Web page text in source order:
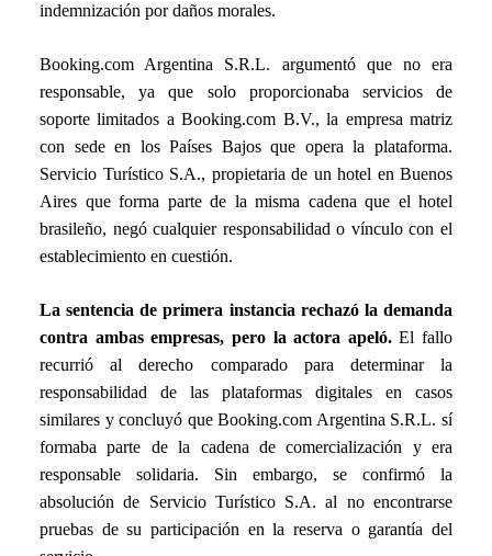
indemnización por daños morales.
Booking.com Argentina S.R.L. argumentó que no era
responsable, ya que solo proporcionaba servicios de
soporte limitados a Booking.com B.V., la empresa matriz
con sede en los Países Bajos que opera la plataforma.
Servicio Turístico S.A., propietaria de un hotel en Buenos
Aires que forma parte de la misma cadena que el hotel
brasileño, negó cualquier responsabilidad o vínculo con el
establecimiento en cuestión.
La sentencia de primera instancia rechazó la demanda
contra ambas empresas, pero la actora apeló.El fallo
recurrió al derecho comparado para determinar la
responsabilidad de las plataformas digitales en casos
similares y concluyó que Booking.com Argentina S.R.L. sí
formaba parte de la cadena de comercialización y era
responsable solidaria. Sin embargo, se confirmó la
absolución de Servicio Turístico S.A. al no encontrarse
pruebas de su participación en la reserva o garantía del